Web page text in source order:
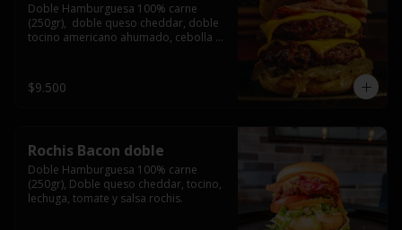
Doble Hamburguesa 100% carne
(250gr),  doble queso cheddar, doble
tocino americano ahumado, cebolla
$9.500
Rochis Bacon doble
Doble Hamburguesa 100% carne
(250gr), Doble queso cheddar, tocino,
lechuga, tomate y salsa rochis.